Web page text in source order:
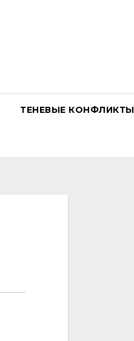
ТЕНЕВЫЕ КОНФЛИКТЫ